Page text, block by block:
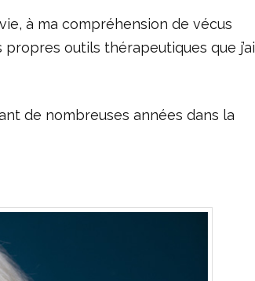
à ma compréhension de vécus
outils thérapeutiques que j’ai
de nombreuses années dans la